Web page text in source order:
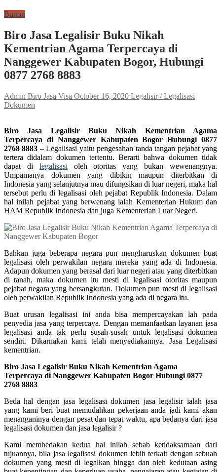
Button
Biro Jasa Legalisir Buku Nikah
Kementrian Agama Terpercaya di
Nanggewer Kabupaten Bogor, Hubungi
0877 2768 8883
Admin Biro Jasa Visa October 16, 2020 Legalisir / Legalisasi
Dokumen
Biro Jasa Legalisir Buku Nikah Kementrian Agama
Terpercaya di Nanggewer Kabupaten Bogor Hubungi 0877
2768 8883 – Legalisasi yaitu pengesahan tanda tangan pejabat yang
tertera didalam dokumen tertentu. Berarti bahwa dokumen tidak
dapat di legalisasi oleh otoritas yang bukan wewenangnya.
Umpamanya dokumen yang dibikin maupun diterbitkan di
Indonesia yang selanjutnya mau difungsikan di luar negeri, maka hal
tersebut perlu di legalisasi oleh pejabat Republik Indonesia. Dalam
hal inilah pejabat yang berwenang ialah Kementerian Hukum dan
HAM Republik Indonesia dan juga Kementerian Luar Negeri.
Bahkan juga beberapa negara pun mengharuskan dokumen buat
legalisasi oleh perwakilan negara mereka yang ada di Indonesia.
Adapun dokumen yang berasal dari luar negeri atau yang diterbitkan
di tanah, maka dokumen itu mesti di legalisasi otoritas maupun
pejabat negara yang bersangkutan. Dokumen pun mesti di legalisasi
oleh perwakilan Republik Indonesia yang ada di negara itu.
Buat urusan legalisasi ini anda bisa mempercayakan lah pada
penyedia jasa yang terpercaya. Dengan memanfaatkan layanan jasa
legalisasi anda tak perlu susah-susah untuk legalisasi dokumen
sendiri. Dikarnakan kami telah menyediakannya. Jasa Legalisasi
kementrian.
Biro Jasa Legalisir Buku Nikah Kementrian Agama
Terpercaya di Nanggewer Kabupaten Bogor Hubungi 0877
2768 8883
Beda hal dengan jasa legalisasi dokumen jasa legalisir ialah jasa
yang kami beri buat memudahkan pekerjaan anda jadi kami akan
menanganinya dengan pesat dan tepat waktu, apa bedanya dari jasa
legalisasi dokumen dan jasa legalisir ?
Kami membedakan kedua hal inilah sebab ketidaksamaan dari
tujuannya, bila jasa legalisasi dokumen lebih terkait dengan sebuah
dokumen yang mesti di legalkan hingga dan oleh kedutaan asing